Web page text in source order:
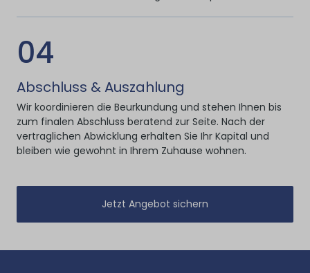
04
Abschluss & Auszahlung
Wir koordinieren die Beurkundung und stehen Ihnen bis
zum finalen Abschluss beratend zur Seite. Nach der
vertraglichen Abwicklung erhalten Sie Ihr Kapital und
bleiben wie gewohnt in Ihrem Zuhause wohnen.
Jetzt Angebot sichern